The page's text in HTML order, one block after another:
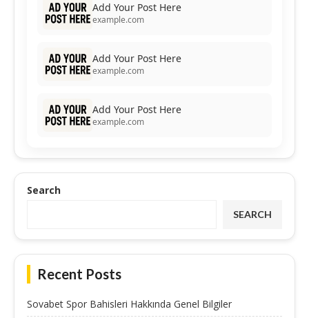
Add Your Post Here
example.com
Add Your Post Here
example.com
Add Your Post Here
example.com
Search
SEARCH
Recent Posts
Sovabet Spor Bahisleri Hakkında Genel Bilgiler